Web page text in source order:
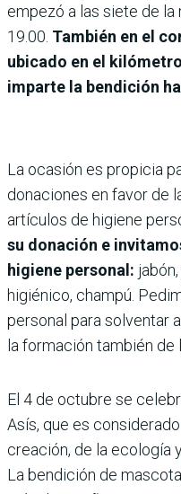
empezó a las siete de la
19.00. También en el
ubicado en el
imparte la bendición
La ocasión es propicia
donaciones en favor de
artículos de higiene
su donación e
higiene personal:
higiénico, champú.
personal para solventar
la formación también de
El 4 de octubre se
Asís, que es
creación, de la ecología
La bendición de